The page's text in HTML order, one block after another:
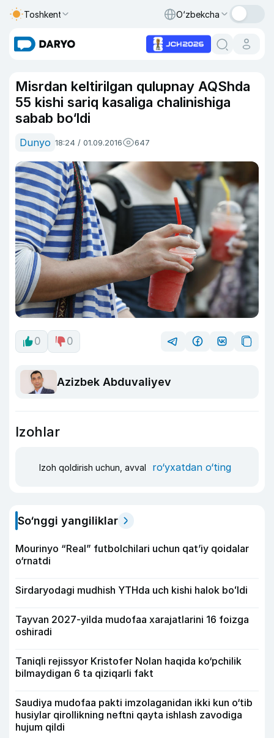
Toshkent O‘zbekcha
Misrdan keltirilgan qulupnay AQShda
55 kishi sariq kasaliga chalinishiga
sabab bo‘ldi
Dunyo 18:24 / 01.09.2016 647
0 0
Azizbek Abduvaliyev
Izohlar
Izoh qoldirish uchun, avval ro‘yxatdan o‘ting
So‘nggi yangiliklar
Mourinyo “Real” futbolchilari uchun qat’iy qoidalar
o‘rnatdi
Sirdaryodagi mudhish YTHda uch kishi halok boʻldi
Tayvan 2027-yilda mudofaa xarajatlarini 16 foizga
oshiradi
Taniqli rejissyor Kristofer Nolan haqida ko‘pchilik
bilmaydigan 6 ta qiziqarli fakt
Saudiya mudofaa pakti imzolaganidan ikki kun o‘tib
husiylar qirollikning neftni qayta ishlash zavodiga
hujum qildi